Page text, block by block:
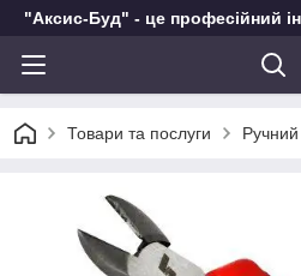
"Аксис-Буд" - це професійний
Товари та послуги Ручний